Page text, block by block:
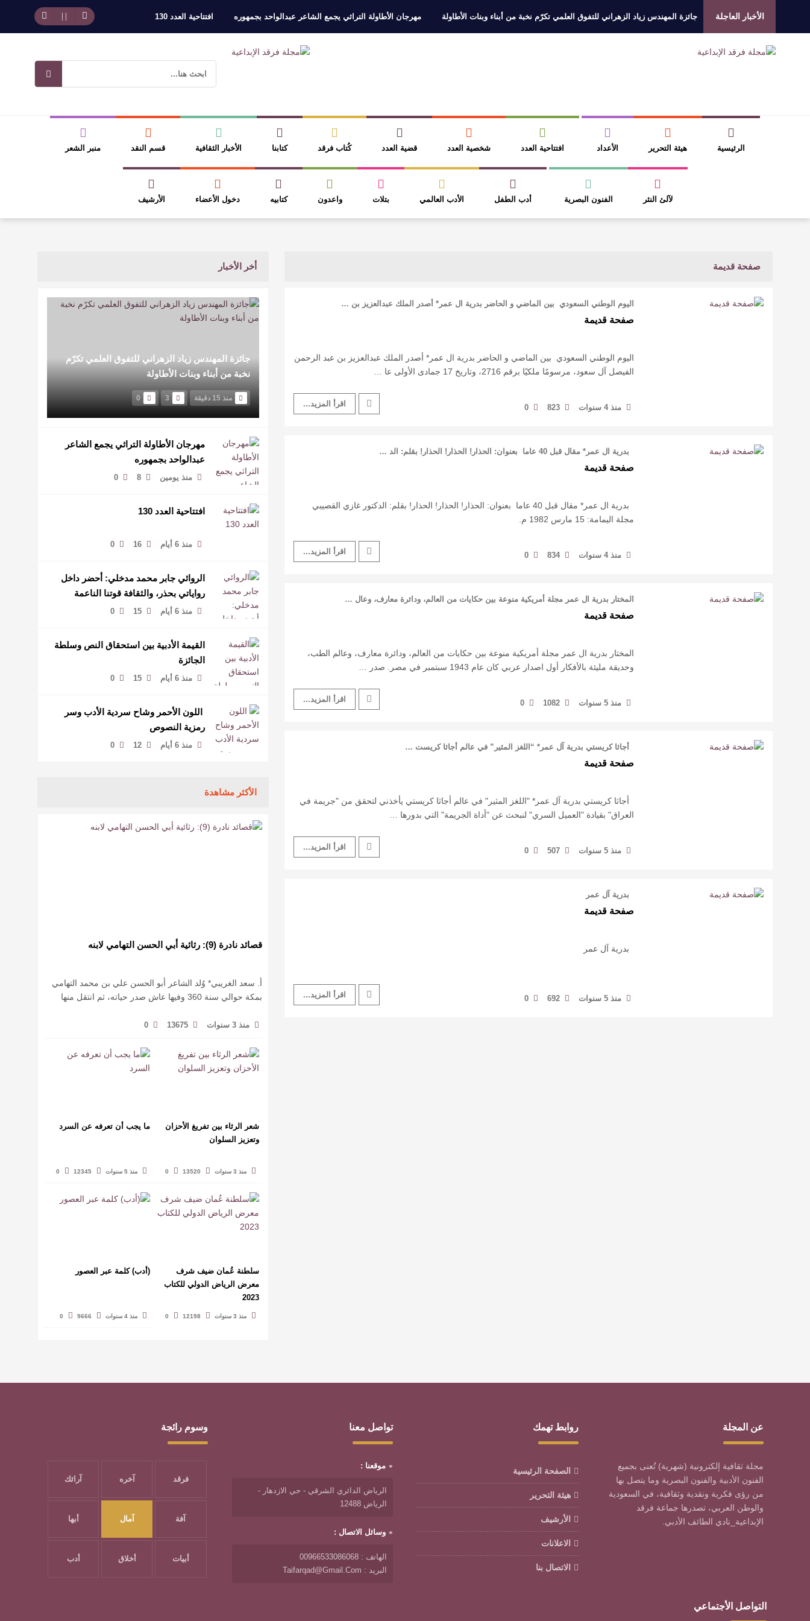
الأخبار العاجلة جائزة المهندس زياد الزهراني للتفوق العلمي تكرّم نخبة من أبناء وبنات الأطاولة مهرجان الأطاولة التراثي يجمع الشاعر عبدالواحد بجمهوره افتتاحية العدد 130
القيمة الأدبية بين استحقاق النص وسلطة الجائزة
عتبات التأويل وقراءة التشكيل الصوفي والفلسفي في “مملكة الله” للدكتور محمد بدوي
الرئيسية هيئة التحرير الأعداد افتتاحية العدد شخصية العدد قضية العدد كُتاب فرقد كتابنا الأخبار الثقافية قسم النقد منبر الشعر
لآلئ النثر الفنون البصرية أدب الطفل الأدب العالمي بتلات واعدون كتابيه دخول الأعضاء الأرشيف
أخر الأخبار
جائزة المهندس زياد الزهراني للتفوق العلمي تكرّم
نخبة من أبناء وبنات الأطاولة
منذ 15 دقيقة 3
0
مهرجان الأطاولة التراثي يجمع الشاعر
عبدالواحد بجمهوره
منذ يومين 8
0
افتتاحية العدد 130
منذ 6 أيام 16
0
الروائي جابر محمد مدخلي: أحضر داخل
رواياتي بحذر، والثقافة قوتنا الناعمة
لمخاطبة العالم.
منذ 6 أيام 15
0
القيمة الأدبية بين استحقاق النص وسلطة
الجائزة
منذ 6 أيام 15
0
​ اللون الأحمر وشاح سردية الأدب وسر
رمزية النصوص
منذ 6 أيام 12
0
الأكثر مشاهدة
قصائد نادرة (9): رثائية أبي الحسن التهامي لابنه
أ. سعد الغريبي* وُلد الشاعر أبو الحسن علي بن محمد التهامي
بمكة حوالي سنة 360 وفيها عاش صدر حياته، ثم انتقل منها
منذ 3 سنوات 13675
0
شعر الرثاء بين تفريغ الأحزان
وتعزيز السلوان
منذ 3 سنوات 13520
0
ما يجب أن تعرفه عن السرد
منذ 5 سنوات 12345
0
سلطنة عُمان ضيف شرف
معرض الرياض الدولي للكتاب
2023
منذ 3 سنوات 12198
0
(أدب) كلمة عبر العصور
منذ 4 سنوات 9666
0
صفحة قديمة
اليوم الوطني السعودي بين الماضي و الحاضر بدرية ال عمر* أصدر الملك عبدالعزيز بن …
صفحة قديمة
اليوم الوطني السعودي بين الماضي و الحاضر بدرية ال عمر* أصدر الملك عبدالعزيز بن عبد الرحمن
الفيصل آل سعود، مرسومًا ملكيًا برقم 2716، وتاريخ 17 جمادى الأولى عا …
منذ 4 سنوات 823
0 اقرأ المزيد...
بدرية ال عمر* مقال قبل 40 عاما بعنوان: الحذار! الحذار! الحذار! بقلم: الد …
صفحة قديمة
بدرية ال عمر* مقال قبل 40 عاما بعنوان: الحذار! الحذار! الحذار! بقلم: الدكتور غازي القصيبي
مجلة اليمامة: 15 مارس 1982 م.
منذ 4 سنوات 834
0 اقرأ المزيد...
المختار بدرية ال عمر مجلة أمريكية منوعة بين حكايات من العالم، ودائرة معارف، وعال …
صفحة قديمة
المختار بدرية ال عمر مجلة أمريكية منوعة بين حكايات من العالم، ودائرة معارف، وعالم الطب،
وحديقة مليئة بالأفكار أول اصدار عربي كان عام 1943 سبتمبر في مصر. صدر …
منذ 5 سنوات 1082
0 اقرأ المزيد...
أجاثا كريستي بدرية آل عمر* “اللغز المثير” في عالم أجاثا كريست …
صفحة قديمة
أجاثا كريستي بدرية آل عمر* "اللغز المثير" في عالم أجاثا كريستي يأخذني لتحقق من "جريمة في
العراق" بقيادة "العميل السري" لنبحث عن "أداة الجريمة" التي بدورها …
منذ 5 سنوات 507
0 اقرأ المزيد...
بدرية آل عمر
صفحة قديمة
بدرية آل عمر
منذ 5 سنوات 692
0 اقرأ المزيد...
عن المجلة
مجلة ثقافية إلكترونية (شهرية) تُعنى بجميع
الفنون الأدبية والفنون البصرية وما يتصل بها
من رؤى فكرية ونقدية وثقافية، في السعودية
والوطن العربي، تصدرها جماعة فرقد
الإبداعية_نادي الطائف الأدبي.
روابط تهمك
الصفحة الرئيسية
هيئة التحرير
الأرشيف
الاعلانات
الاتصال بنا
تواصل معنا
موقعنا :
الرياض الدائري الشرقي - حي الازدهار -
الرياض 12488
وسائل الاتصال :
الهاتف : 00966533086068
البريد : Taifarqad@gmail.com
وسوم رائجة
فرقد آخره آرائك
آفة آمال أبها
أبيات أخلاق أدب
التواصل الأجتماعي